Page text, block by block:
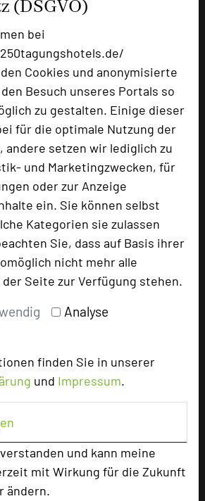
(DSGVO)
bei
Cookies und anonymisierte
Besuch unseres Portals so
zu gestalten. Einige dieser
für die optimale Nutzung der
andere setzen wir lediglich zu
und Marketingzwecken, für
oder zur Anzeige
ein. Sie können selbst
Kategorien sie zulassen
Sie, dass auf Basis ihrer
nicht mehr alle
Seite zur Verfügung stehen.
Analyse
finden Sie in unserer
und Impressum.
und kann meine
mit Wirkung für die Zukunft
ändern.
45
0
hinzufügen
Hotel bewerten
(Personen)